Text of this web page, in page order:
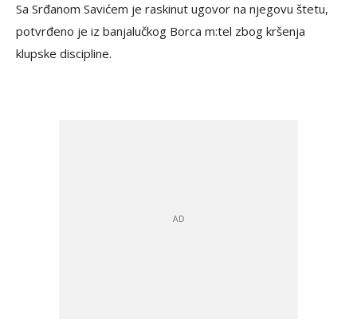
Sa Srđanom Savićem je raskinut ugovor na njegovu štetu,
potvrđeno je iz banjalučkog Borca m:tel zbog kršenja
klupske discipline.